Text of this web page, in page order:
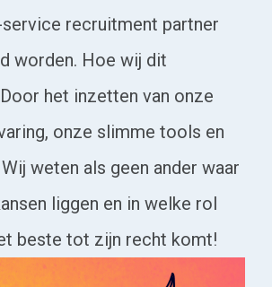
recruitment partner
worden. Hoe wij dit
het inzetten van onze
onze slimme tools en
weten als geen ander waar
liggen en in welke rol
beste tot zijn recht komt!